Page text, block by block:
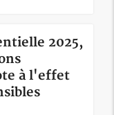
2025,
à l'effet